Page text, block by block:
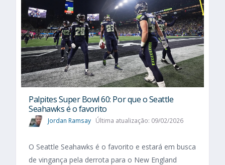
Palpites Super Bowl 60: Por que o Seattle
Seahawks é o favorito
Jordan Ramsay Última atualização: 09/02/2026
O Seattle Seahawks é o favorito e estará em busca
de vingança pela derrota para o New England